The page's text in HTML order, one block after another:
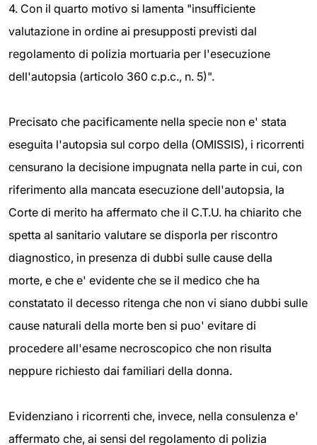
4. Con il quarto motivo si lamenta "insufficiente
valutazione in ordine ai presupposti previsti dal
regolamento di polizia mortuaria per l'esecuzione
dell'autopsia (articolo 360 c.p.c., n. 5)".
Precisato che pacificamente nella specie non e' stata
eseguita l'autopsia sul corpo della (OMISSIS), i ricorrenti
censurano la decisione impugnata nella parte in cui, con
riferimento alla mancata esecuzione dell'autopsia, la
Corte di merito ha affermato che il C.T.U. ha chiarito che
spetta al sanitario valutare se disporla per riscontro
diagnostico, in presenza di dubbi sulle cause della
morte, e che e' evidente che se il medico che ha
constatato il decesso ritenga che non vi siano dubbi sulle
cause naturali della morte ben si puo' evitare di
procedere all'esame necroscopico che non risulta
neppure richiesto dai familiari della donna.
Evidenziano i ricorrenti che, invece, nella consulenza e'
affermato che, ai sensi del regolamento di polizia